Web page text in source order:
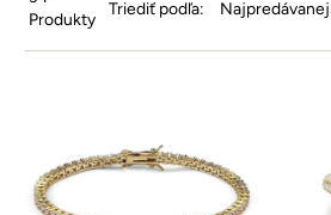
Produkty
Triediť podľa: